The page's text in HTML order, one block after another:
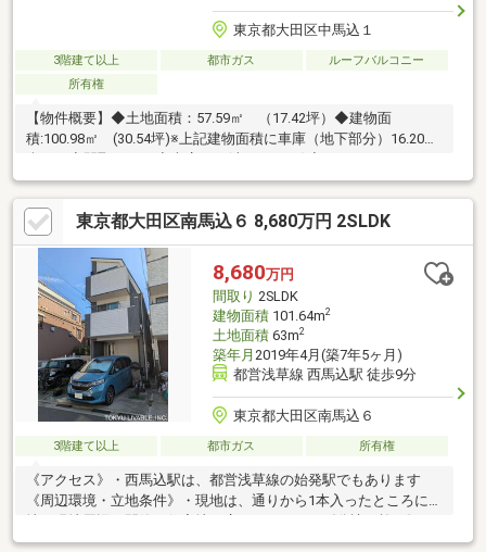
東京都大田区中馬込１
3階建て以上 都市ガス
ルーフバルコニー
所有権
【物件概要】◆土地面積：57.59㎡ （17.42坪）◆建物面
積:100.98㎡ (30.54坪)※上記建物面積に車庫（地下部分）16.20㎡
【リフォーム履歴】・2013年 12月 外装防水工事・2013年 12
月 和室を洋室へ変更・2013年 12月 浴室・洗面台交換・2013
年 12月 全室壁紙交換
東京都大田区南馬込６ 8,680万円 2SLDK
8,680万円
間取り 2SLDK
建物面積101.64m2
土地面積63m2
築年月 2019年4月(築7年5ヶ月)
都営浅草線 西馬込駅 徒歩9分
東京都大田区南馬込６
3階建て以上 都市ガス 所有権
《アクセス》・西馬込駅は、都営浅草線の始発駅でもあります
《周辺環境・立地条件》・現地は、通りから1本入ったところに立
地。現地周辺は閑静な住宅地が広がっています《分譲・施工》・
平成３１年４月築の旧分譲住宅です《道路・方位等》・前面道路